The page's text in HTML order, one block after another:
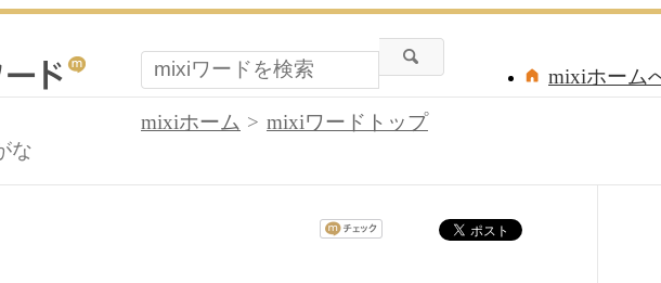
mixiホーム
mixiホーム
mixiワードトップ
な